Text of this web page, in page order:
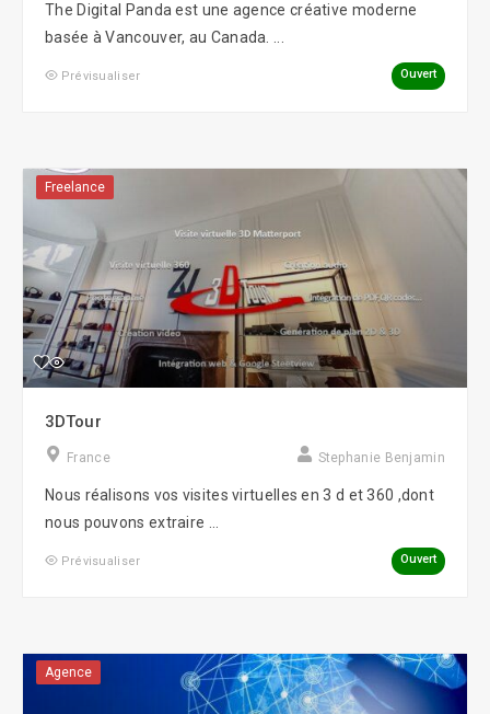
The Digital Panda est une agence créative moderne
basée à Vancouver, au Canada. ...
Prévisualiser Ouvert
Freelance
3DTour
France Stephanie Benjamin
Nous réalisons vos visites virtuelles en 3 d et 360 ,dont
nous pouvons extraire ...
Prévisualiser Ouvert
Agence